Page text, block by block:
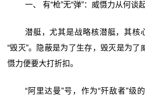
一、 有“枪”无“弹”：威慑力从何谈起
潜艇，尤其是战略核潜艇，其核
“毁灭”。隐蔽是为了生存，毁灭是为了
慑力便要大打折扣。
“阿里达曼”号，作为“歼敌者”级